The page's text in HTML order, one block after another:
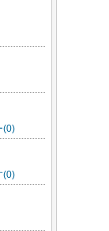
(0)
(0)